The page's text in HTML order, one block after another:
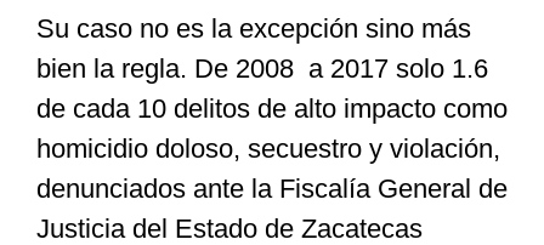
Su caso no es la excepción sino más
bien la regla. De 2008 a 2017 solo 1.6
de cada 10 delitos de alto impacto como
homicidio doloso, secuestro y violación,
denunciados ante la Fiscalía General de
Justicia del Estado de Zacatecas